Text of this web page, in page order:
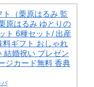
ト（栗原はるみ 監
原はるみ ゆとりの
ト 6種セット/ 出産
料ギフト おしゃれ
結婚祝い プレゼン
ジカード無料 香典
バ